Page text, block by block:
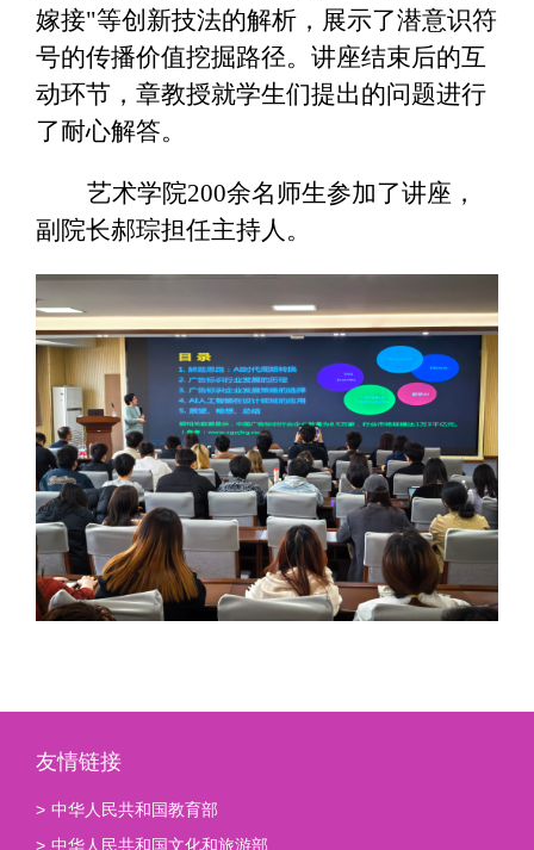
嫁接"等创新技法的解析，展示了潜意识符
号的传播价值挖掘路径。讲座结束后的互
动环节，章教授就学生们提出的问题进行
了耐心解答。
艺术学院200余名师生参加了讲座，
副院长郝琮担任主持人。
友情链接
> 中华人民共和国教育部
> 中华人民共和国文化和旅游部